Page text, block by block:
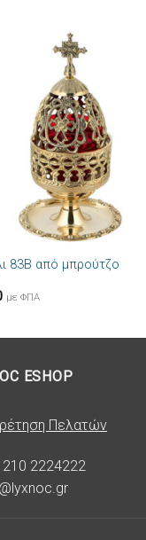
83B από μπρούτζο
με ΦΠΑ
ESHOP
Πελατών
210 2224222